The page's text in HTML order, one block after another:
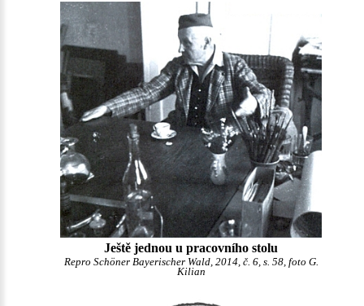
Ještě jednou u pracovního stolu
Repro Schöner Bayerischer Wald, 2014, č. 6, s. 58, foto G.
Kilian